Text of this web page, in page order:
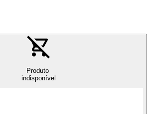
Produto
indisponível